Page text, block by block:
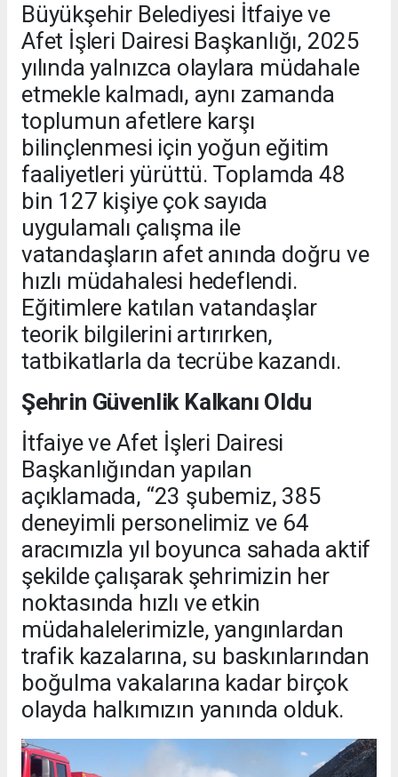
Büyükşehir Belediyesi İtfaiye ve
Afet İşleri Dairesi Başkanlığı, 2025
yılında yalnızca olaylara müdahale
etmekle kalmadı, aynı zamanda
toplumun afetlere karşı
bilinçlenmesi için yoğun eğitim
faaliyetleri yürüttü. Toplamda 48
bin 127 kişiye çok sayıda
uygulamalı çalışma ile
vatandaşların afet anında doğru ve
hızlı müdahalesi hedeflendi.
Eğitimlere katılan vatandaşlar
teorik bilgilerini artırırken,
tatbikatlarla da tecrübe kazandı.
Şehrin Güvenlik Kalkanı Oldu
İtfaiye ve Afet İşleri Dairesi
Başkanlığından yapılan
açıklamada, “23 şubemiz, 385
deneyimli personelimiz ve 64
aracımızla yıl boyunca sahada aktif
şekilde çalışarak şehrimizin her
noktasında hızlı ve etkin
müdahalelerimizle, yangınlardan
trafik kazalarına, su baskınlarından
boğulma vakalarına kadar birçok
olayda halkımızın yanında olduk.